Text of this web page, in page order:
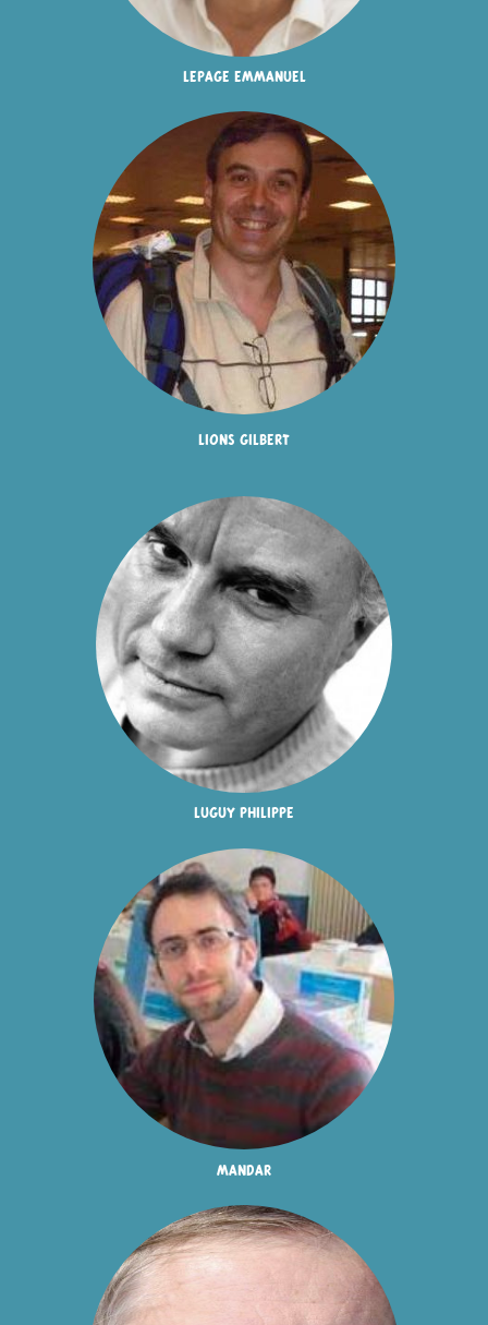
lepage emmanuel
lions gilbert
luguy philippe
mandar